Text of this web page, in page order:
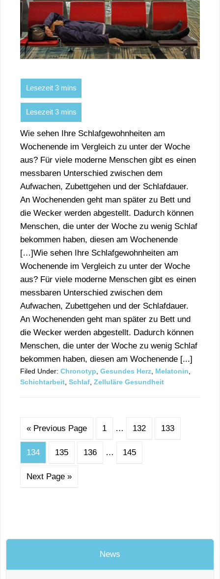
Wie sehen Ihre Schlafgewohnheiten am
Wochenende im Vergleich zu unter der Woche
aus? Für viele moderne Menschen gibt es einen
messbaren Unterschied zwischen dem
Aufwachen, Zubettgehen und der Schlafdauer.
An Wochenenden geht man später zu Bett und
die Wecker werden abgestellt. Dadurch können
Menschen, die unter der Woche zu wenig Schlaf
bekommen haben, diesen am Wochenende
[…]Wie sehen Ihre Schlafgewohnheiten am
Wochenende im Vergleich zu unter der Woche
aus? Für viele moderne Menschen gibt es einen
messbaren Unterschied zwischen dem
Aufwachen, Zubettgehen und der Schlafdauer.
An Wochenenden geht man später zu Bett und
die Wecker werden abgestellt. Dadurch können
Menschen, die unter der Woche zu wenig Schlaf
bekommen haben, diesen am Wochenende [...]
Filed Under: Chronotyp Gesundes Herz Melatonin
Schichtarbeit Schlaf Zelluläre Gesundheit
« Previous Page 1 … 132 133
134 135 136 … 145
Next Page »
News